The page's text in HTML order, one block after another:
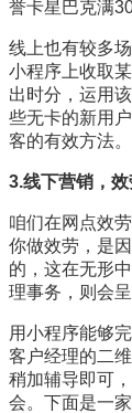
誉卡星巴克满
线上也有较多
小程序上收取
出时分，运用
些无卡的新用
客的有效方法。
3.线下营销，
咱们在网点效
你做效劳，是
的，这在无形
理事务，则会
用小程序能够
客户经理的二
稍加辅导即可
会。下面是一